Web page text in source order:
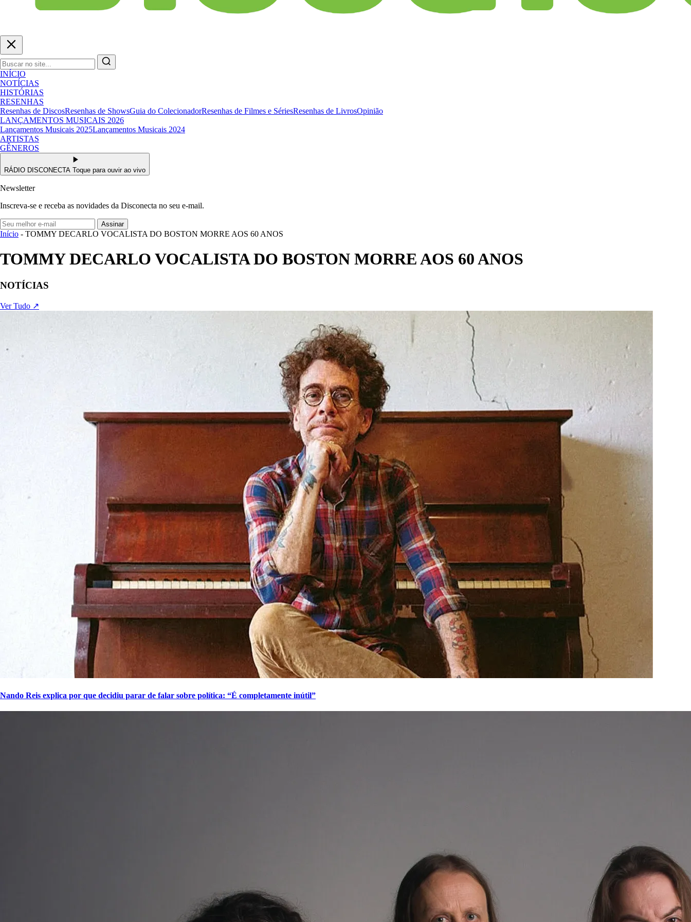
INÍCIO
NOTÍCIAS
HISTÓRIAS
RESENHAS
Resenhas de DiscosResenhas de ShowsGuia do ColecionadorResenhas de Filmes e SériesResenhas de LivrosOpinião
LANÇAMENTOS MUSICAIS 2026
Lançamentos Musicais 2025Lançamentos Musicais 2024
ARTISTAS
GÊNEROS
RÁDIO DISCONECTA Toque para ouvir ao vivo
Newsletter
Inscreva-se e receba as novidades da Disconecta no seu e-mail.
Assinar
Início - TOMMY DECARLO VOCALISTA DO BOSTON MORRE AOS 60 ANOS
TOMMY DECARLO VOCALISTA DO BOSTON MORRE AOS 60 ANOS
NOTÍCIAS
Ver Tudo ↗
Nando Reis explica por que decidiu parar de falar sobre política: “É completamente inútil”